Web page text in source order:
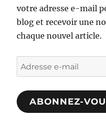
votre adresse e-mail
blog et recevoir une
chaque nouvel article.
Adresse
e-
mail
ABONNEZ-